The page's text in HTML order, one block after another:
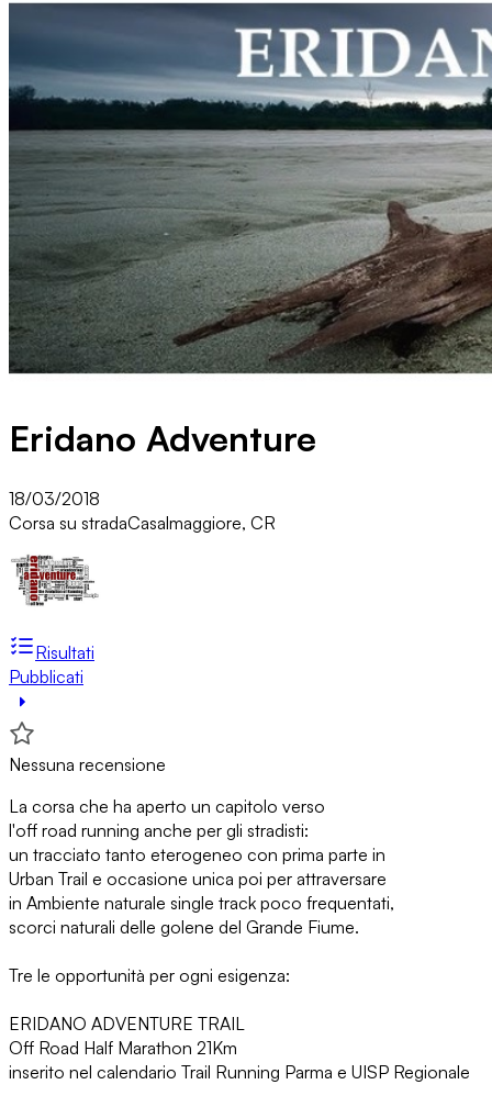
Eridano Adventure
18/03/2018
Corsa su stradaCasalmaggiore, CR
Risultati
Pubblicati
Nessuna recensione
La corsa che ha aperto un capitolo verso
l'off road running anche per gli stradisti:
un tracciato tanto eterogeneo con prima parte in
Urban Trail e occasione unica poi per attraversare
in Ambiente naturale single track poco frequentati,
scorci naturali delle golene del Grande Fiume.
Tre le opportunità per ogni esigenza:
ERIDANO ADVENTURE TRAIL
Off Road Half Marathon 21Km
inserito nel calendario Trail Running Parma e UISP Regionale